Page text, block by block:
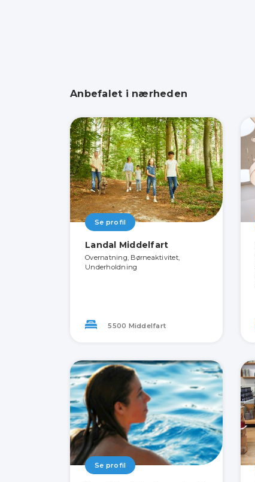
Anbefalet i nærheden
Se profil
Landal Middelfart
Overnatning, Børneaktivitet,
Underholdning
5500 Middelfart
Se profil